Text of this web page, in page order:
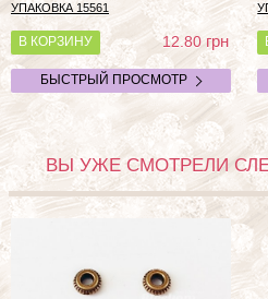
УПАКОВКА 15561
В КОРЗИНУ 12.80грн
БЫСТРЫЙ ПРОСМОТР
ВЫ УЖЕ СМОТРЕЛИ